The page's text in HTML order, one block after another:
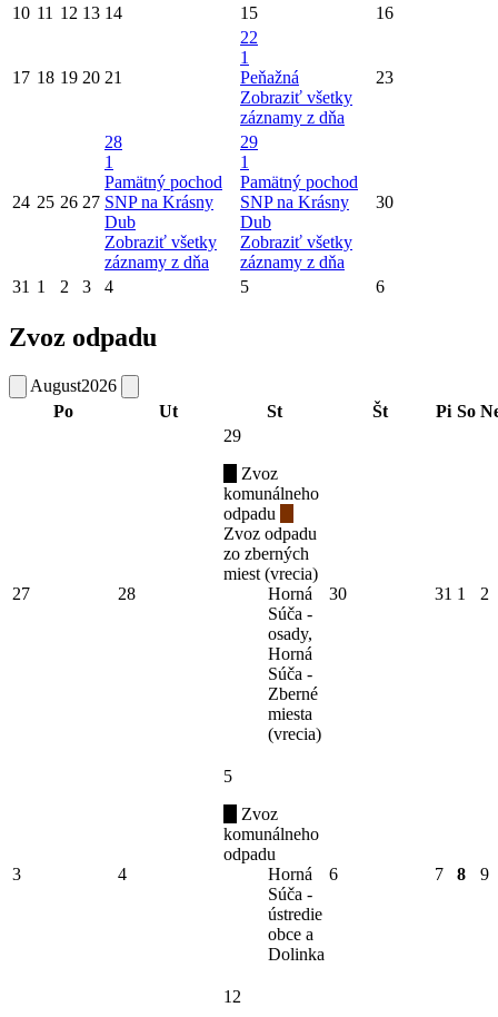
10 11 12 13 14 15 16
17 18 19 20 21
22
1
Peňažná
Zobraziť všetky
záznamy z dňa
23
24 25 26 27
28
1
Pamätný pochod
SNP na Krásny
Dub
Zobraziť všetky
záznamy z dňa
29
1
Pamätný pochod
SNP na Krásny
Dub
Zobraziť všetky
záznamy z dňa
30
31 1 2 3 4 5 6
Zvoz odpadu
August2026
Po
Ut St Št Pi So
27 28
29
Zvoz
komunálneho
odpadu
Zvoz odpadu
zo zberných
miest (vrecia)
Horná
Súča -
osady,
Horná
Súča -
Zberné
miesta
(vrecia)
30 31 1 2
3 4
5
Zvoz
komunálneho
odpadu
Horná
Súča -
ústredie
obce a
Dolinka
6 7 8 9
12